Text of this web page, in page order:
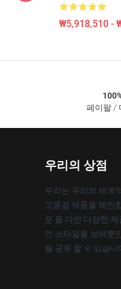
₩5,918,510 -
페이팔 /
우리의 상점
우리는 우리의 세계
고품질 제품을 제안
운 둘 다인 다양한
인 스타일을 보여뿐
을 공유 할 수 있습니